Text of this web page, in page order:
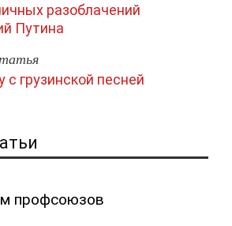
разоблачений
Путина
грузинской песней
профсоюзов